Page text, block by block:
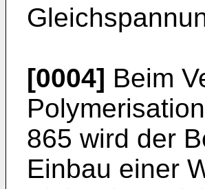
[0004] Beim
865 wird der
Einbau einer